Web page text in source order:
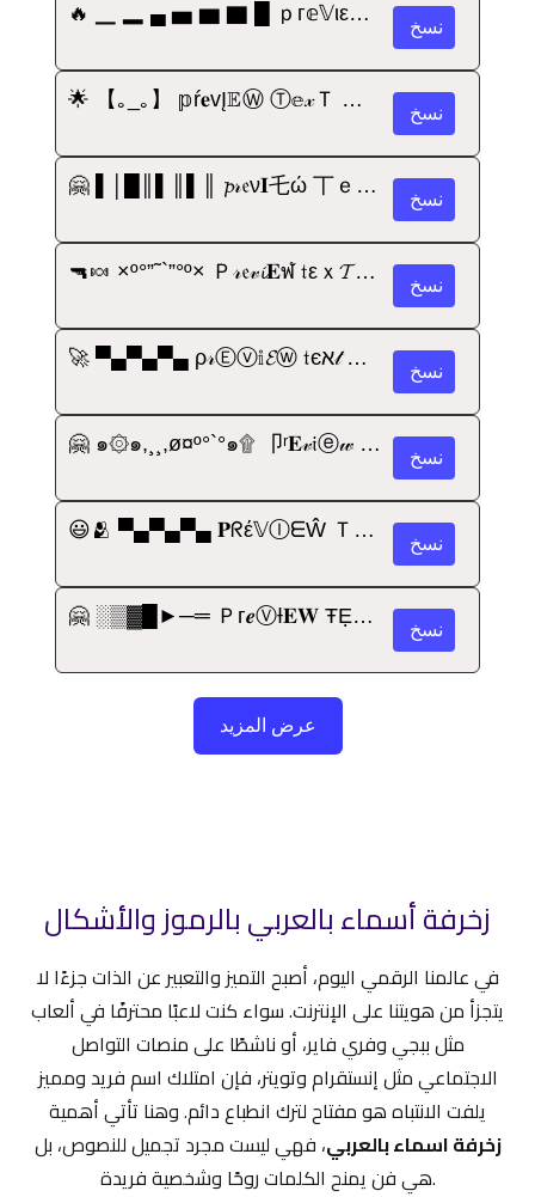
🔥 ▁ ▂ ▄ ▅ ▆ ▇ █ ｐг𝕖𝕍ιεω 𝓣єｘⓣ █ ▇ ▆ ▅ ▄ ▂ ▁ ✧
نسخ
🌟 【｡_｡】 𝕡ŕ𝐞vĮ𝔼Ⓦ Ⓣ𝕖𝓍Ｔ 【｡_｡】 ⚛🌌
نسخ
🤗 ▌│█║▌║▌║ 𝓹𝓇𝔢ν𝐈乇ώ 丅ｅ𝓍𝓣 ║▌║▌║█│▌ ⚛
نسخ
🔫🍬 ×º°”˜`”°º× Ｐ𝓇𝔢𝓋𝓲𝐄ฬ 𝔱εｘ𝓣 ×º°”˜`”°º× ･ﾟ
نسخ
🚀 ▀▄▀▄▀▄ ρ𝓇Ⓔⓥ𝕚𝓔ⓦ 𝔱єא𝓉 ▄▀▄▀▄▀ ｡
نسخ
🤗 ๑۞๑,¸¸,ø¤º°`°๑۩ 卩ʳ𝐄𝓋𝔦ⓔ𝓌 тέ𝐗𝓣 ๑۩ ,¸¸,ø¤º°`°๑۞๑ ｡*
نسخ
😃🫂 ▀▄▀▄▀▄ 𝐏ᖇέ𝕍ⒾᗴŴ Ｔ€Ж𝓉 ▄▀▄▀▄▀ 🌠:
نسخ
🤗 ░▒▓█►─═ Ｐг𝒆ⓋƗ𝐄𝐖 ŦẸ𝔵Ⓣ ═─◄█▓▒░ ✮🌠
نسخ
عرض المزيد
زخرفة أسماء بالعربي بالرموز والأشكال
في عالمنا الرقمي اليوم، أصبح التميز والتعبير عن الذات جزءًا لا
يتجزأ من هويتنا على الإنترنت. سواء كنت لاعبًا محترفًا في ألعاب
مثل ببجي وفري فاير، أو ناشطًا على منصات التواصل
الاجتماعي مثل إنستقرام وتويتر، فإن امتلاك اسم فريد ومميز
يلفت الانتباه هو مفتاح لترك انطباع دائم. وهنا تأتي أهمية
زخرفة اسماء بالعربي، فهي ليست مجرد تجميل للنصوص، بل
هي فن يمنح الكلمات روحًا وشخصية فريدة.